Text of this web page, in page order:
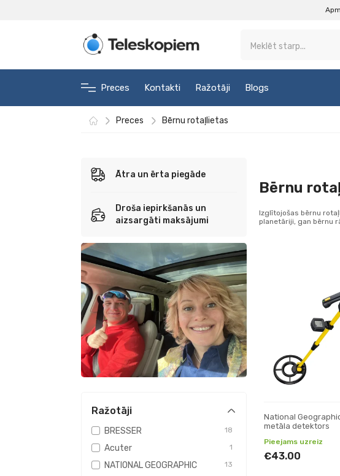
Preces Kontakti Ražotāji Blogs
Preces Bērnu rotaļlietas
Ātra un ērta piegāde
Droša iepirkšanās un
aizsargāti maksājumi
Ražotāji
BRESSER 18
Acuter 1
NATIONAL GEOGRAPHIC 13
Bērnu
Izglītojošas bērnu
planetāriji, gan bērnu
National
metāla detektors
Pieejams uzreiz
€43.00